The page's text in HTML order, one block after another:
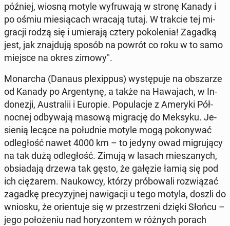
później, wiosną motyle wy­fru­wa­ją w stronę Kanady i
po ośmiu mie­sią­cach wracają tutaj. W trakcie tej mi­
gra­cji rodzą się i umie­ra­ją cztery po­ko­le­nia! Zagadką
jest, jak znaj­du­ją sposób na powrót co roku w to samo
miejsce na okres zimowy".
Mo­nar­cha (Danaus ple­xip­pus) wy­stę­pu­je na ob­sza­rze
od Kanady po Ar­gen­ty­nę, a także na Ha­wa­jach, w In­
do­ne­zji, Au­stra­lii i Europie. Po­pu­la­cje z Ameryki Pół­
noc­nej od­by­wa­ją masową mi­gra­cję do Meksyku. Je­
sie­nią lecące na po­łu­dnie motyle mogą po­ko­ny­wać
od­le­głość nawet 4000 km – to jedyny owad mi­gru­ją­cy
na tak dużą od­le­głość. Zimują w lasach mie­sza­nych,
ob­sia­da­ją drzewa tak gęsto, że gałęzie łamią się pod
ich cię­ża­rem. Na­ukow­cy, którzy pró­bo­wa­li roz­wią­zać
zagadkę pre­cy­zyj­nej na­wi­ga­cji u tego motyla, doszli do
wniosku, że orien­tu­je się w prze­strze­ni dzięki Słońcu –
jego po­ło­że­niu nad ho­ry­zon­tem w różnych porach